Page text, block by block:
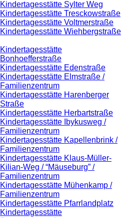
Kindertagesstätte Sylter Weg
Kindertagesstätte Tresckowstraße
Kindertagesstätte Voltmerstraße
Kindertagesstätte Wiehbergstraße
Kindertagesstätte
Bonhoefferstraße
Kindertagesstätte Edenstraße
Kindertagesstätte Elmstraße /
Familienzentrum
Kindertagesstätte Harenberger
Straße
Kindertagesstätte Herbartstraße
Kindertagesstätte Ibykusweg /
Familienzentrum
Kindertagesstätte Kapellenbrink /
Familienzentrum
Kindertagesstätte Klaus-Müller-
Kilian-Weg / “Mäuseburg” /
Familienzentrum
Kindertagesstätte Mühenkamp /
Familienzentrum
Kindertagesstätte Pfarrlandplatz
Kindertagesstätte